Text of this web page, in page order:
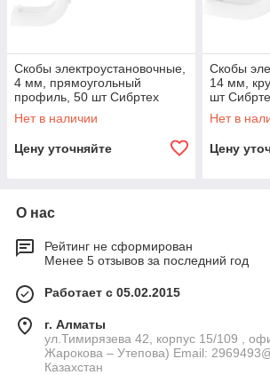
Скобы электроустановочные,
4 мм, прямоугольный
профиль, 50 шт Сибртех
Нет в наличии
Цену уточняйте
Скобы
14 мм,
шт
Нет в
Цену
О нас
Рейтинг не сформирован
Менее 5 отзывов за последний год
Работает с 05.02.2015
г. Алматы
ул.Тимирязева 42, корпус 15/109 ,
Жарокова – Утепова) Email:
Казахстан